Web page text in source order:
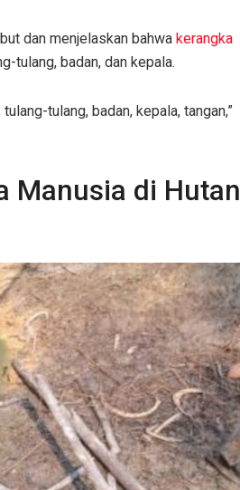
dan menjelaskan bahwa kerangka
tulang, badan, dan kepala.
tulang, badan, kepala, tangan,”
Manusia di Hutan